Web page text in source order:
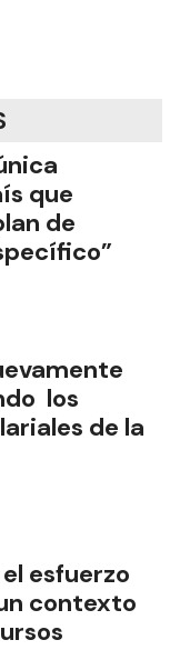
que
de
los
de la
esfuerzo
contexto